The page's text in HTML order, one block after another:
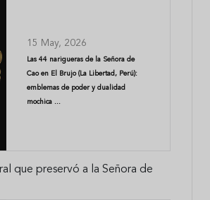
15 May, 2026
Las 44 narigueras de la Señora de
Cao en El Brujo (La Libertad, Perú):
emblemas de poder y dualidad
mochica ...
que preservó a la Señora de